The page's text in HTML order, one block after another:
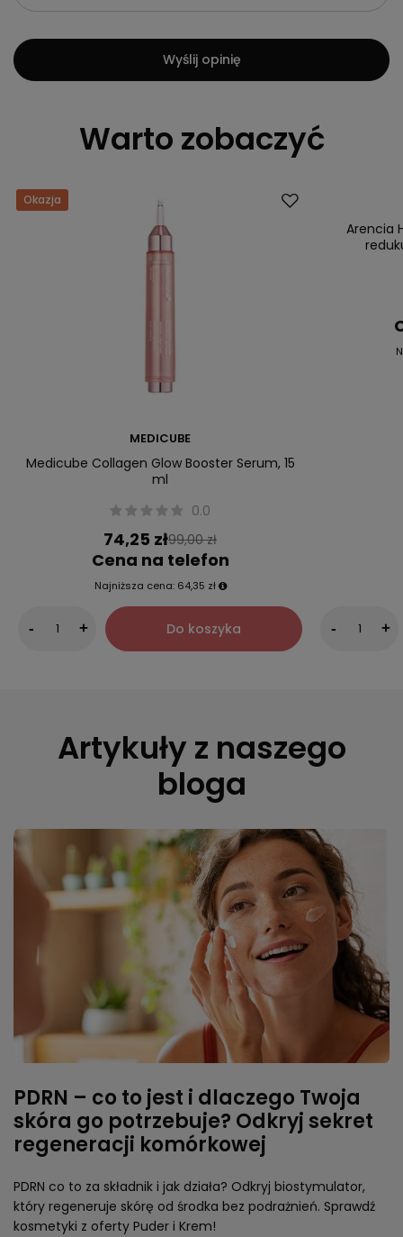
Wyślij opinię
Warto zobaczyć
Okazja
MEDICUBE
Medicube Collagen Glow Booster Serum, 15
ml
0.0
74,25 zł99,00 zł
Cena na telefon
Najniższa cena: 64,35 zł
- + Do koszyka
Arencia
- +
Artykuły z naszego
bloga
PDRN – co to jest i dlaczego Twoja
skóra go potrzebuje? Odkryj sekret
regeneracji komórkowej
PDRN co to za składnik i jak działa? Odkryj biostymulator,
który regeneruje skórę od środka bez podrażnień. Sprawdź
kosmetyki z oferty Puder i Krem!